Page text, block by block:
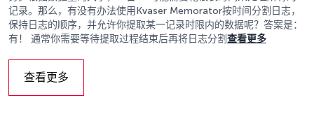
记录。那么，有没有办法使用Kvaser Memorator按时间分割日志，
保持日志的顺序，并允许你提取某一记录时限内的数据呢？答案是：
有！ 通常你需要等待提取过程结束后再将日志分割查看更多
查看更多